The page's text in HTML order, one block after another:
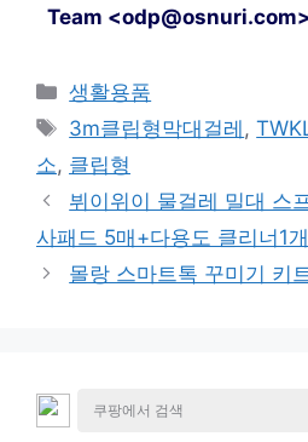
Team
카
테
리
생활용품
태
그
3m클립형막대걸레 ,
소, 클립형
뷔이위이 물걸레 밀대 스
사패드 5매+다용도 클리너1개
몰랑 스마트톡 꾸미기 키